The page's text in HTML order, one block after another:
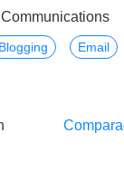
Blogging Email